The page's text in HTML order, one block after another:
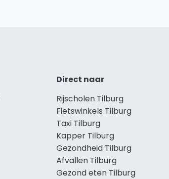
Direct naar
Rijscholen Tilburg
Fietswinkels Tilburg
Taxi Tilburg
Kapper Tilburg
Gezondheid Tilburg
Afvallen Tilburg
Gezond eten Tilburg